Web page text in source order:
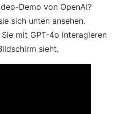
Demo von OpenAI?
sich unten ansehen.
mit GPT-4o interagieren
sieht.